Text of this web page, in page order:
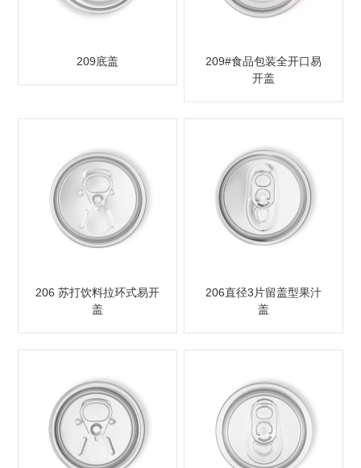
209底盖
209#食品包装全开口易
开盖
206 苏打饮料拉环式易开
盖
206直径3片留盖型果汁
盖